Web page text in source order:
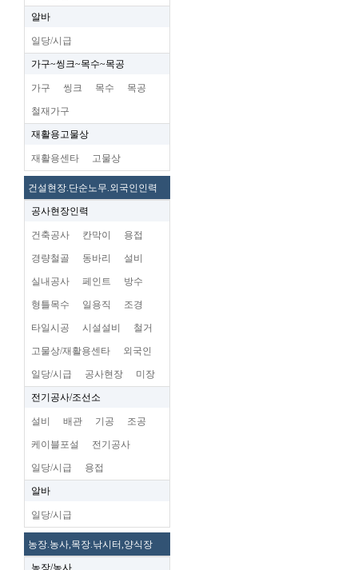
알바
일당/시급
가구~씽크~목수~목공
가구 씽크 목수 목공
철재가구
재활용고물상
재활용센타 고물상
건설현장.단순노무.외국인인력
공사현장인력
건축공사 칸막이 용접
경량철골 동바리 설비
실내공사 페인트 방수
형틀목수 일용직 조경
타일시공 시설설비 철거
고물상/재활용센타 외국인
일당/시급 공사현장 미장
전기공사/조선소
설비 배관 기공 조공
케이블포설 전기공사
일당/시급 용접
알바
일당/시급
농장.농사,목장.낚시터,양식장
농장/농사